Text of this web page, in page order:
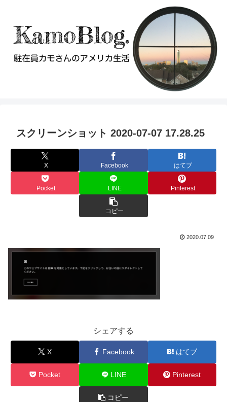
スクリーンショット 2020-07-07 17.28.25
X Facebook はてブ
Pocket LINE Pinterest
コピー
2020.07.09
シェアする
X Facebook はてブ
Pocket LINE Pinterest
コピー